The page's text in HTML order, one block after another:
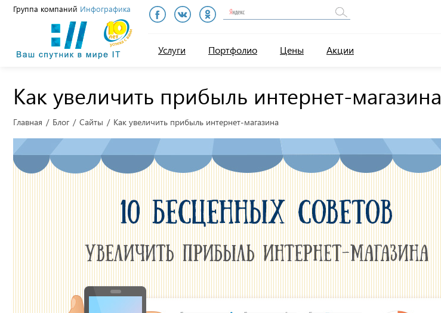
Группа компаний Инфографика
Инфографика
Услуги Портфолио Цены Акции
Как увеличить прибыль интернет-магазина
Главная Блог Сайты Как увеличить прибыль интернет-магазина